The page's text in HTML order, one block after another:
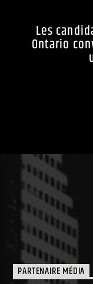
Les
Ontario
PARTENAIRE MÉDIA